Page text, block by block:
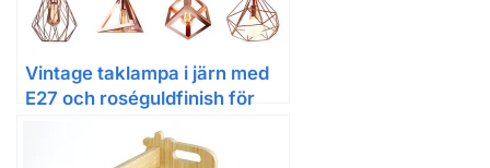
Vintage taklampa i järn med
E27 och roséguldfinish för